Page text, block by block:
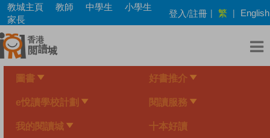
Skip
main
content
教城主頁 教師 中學生
小學生
家長
登入/註冊 | 繁 | English
圖書 好書推介
e悅讀學校計劃 閱讀服務
我的閱讀城 十本好讀